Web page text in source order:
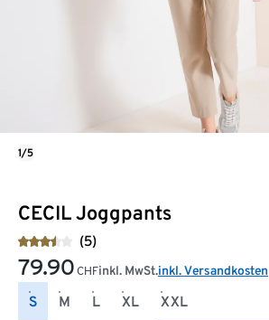
CECIL Joggpants
(5)
79.90 CHFinkl. MwSt.inkl. Versandkosten
S M L XL
XXL
1/5